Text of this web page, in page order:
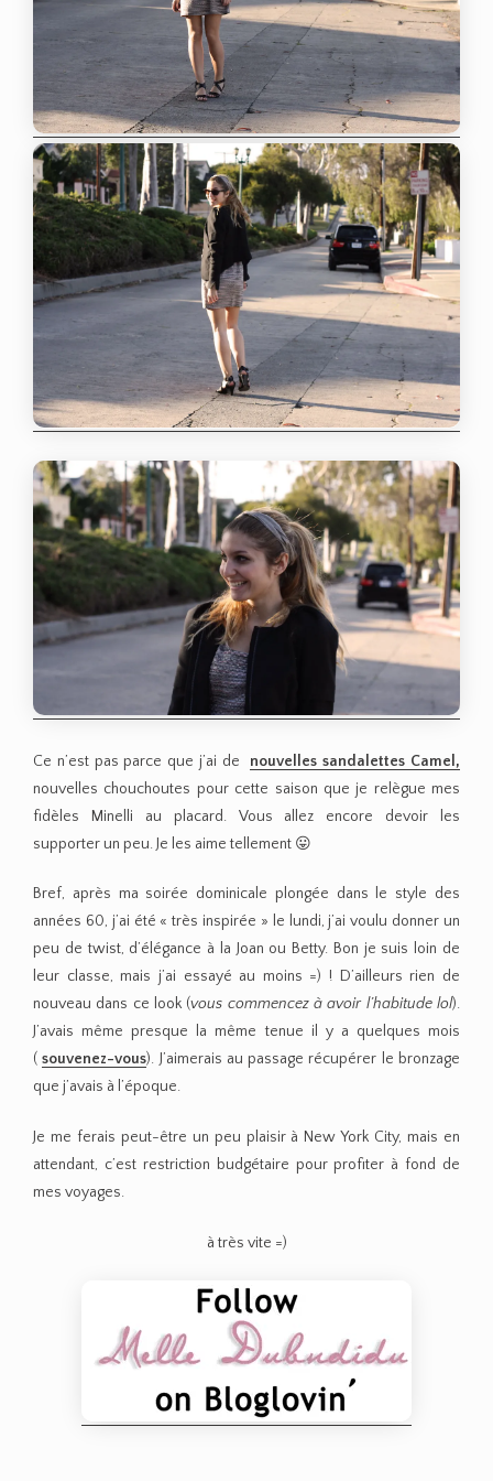
Ce n’est pas parce que j’ai de
nouvelles sandalettes Camel,
nouvelles chouchoutes pour cette saison que je relègue mes
fidèles Minelli au placard. Vous allez encore devoir les
supporter un peu. Je les aime tellement 😛
Bref, après ma soirée dominicale plongée dans le style des
années 60, j’ai été « très inspirée » le lundi, j’ai voulu donner un
peu de twist, d’élégance à la Joan ou Betty. Bon je suis loin de
leur classe, mais j’ai essayé au moins =) ! D’ailleurs rien de
nouveau dans ce look (vous commencez à avoir l’habitude lol).
J’avais même presque la même tenue il y a quelques mois
( souvenez-vous). J’aimerais au passage récupérer le bronzage
que j’avais à l’époque.
Je me ferais peut-être un peu plaisir à New York City, mais en
attendant, c’est restriction budgétaire pour profiter à fond de
mes voyages.
à très vite =)